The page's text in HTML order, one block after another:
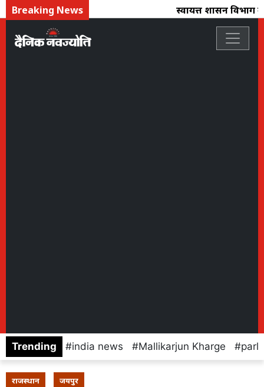
Breaking News स्वायत्त शासन विभाग
Trending india news Mallikarjun Kharge
राजस्थान जयपुर